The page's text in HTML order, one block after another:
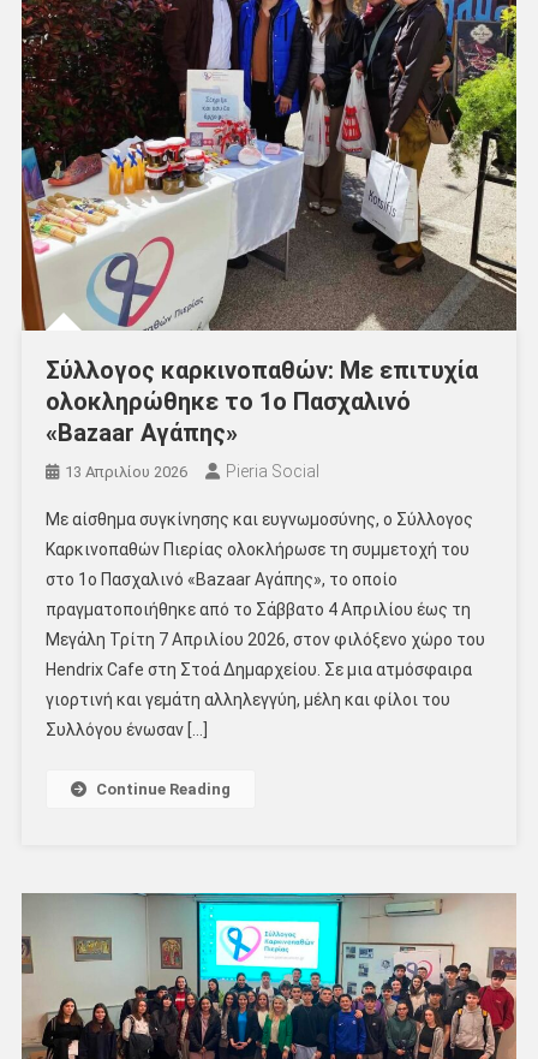
Σύλλογος καρκινοπαθών: Με επιτυχία
ολοκληρώθηκε το 1ο Πασχαλινό
«Bazaar Αγάπης»
13 Απριλίου 2026 Pieria Social
Με αίσθημα συγκίνησης και ευγνωμοσύνης, ο Σύλλογος
Καρκινοπαθών Πιερίας ολοκλήρωσε τη συμμετοχή του
στο 1ο Πασχαλινό «Bazaar Αγάπης», το οποίο
πραγματοποιήθηκε από το Σάββατο 4 Απριλίου έως τη
Μεγάλη Τρίτη 7 Απριλίου 2026, στον φιλόξενο χώρο του
Hendrix Cafe στη Στοά Δημαρχείου. Σε μια ατμόσφαιρα
γιορτινή και γεμάτη αλληλεγγύη, μέλη και φίλοι του
Συλλόγου ένωσαν […]
Continue Reading